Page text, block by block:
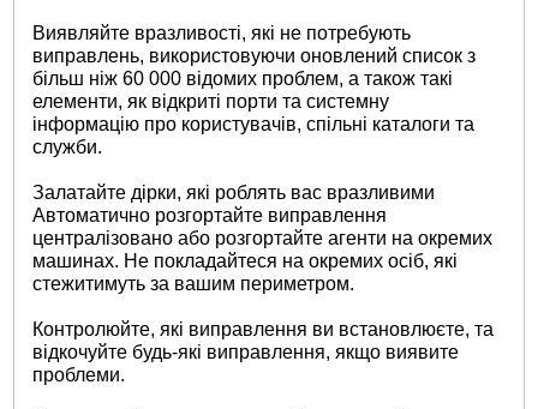
Виявляйте вразливості, які не потребують
виправлень, використовуючи оновлений список з
більш ніж 60 000 відомих проблем, а також такі
елементи, як відкриті порти та системну
інформацію про користувачів, спільні каталоги та
служби.
Залатайте дірки, які роблять вас вразливими
Автоматично розгортайте виправлення
централізовано або розгортайте агенти на окремих
машинах. Не покладайтеся на окремих осіб, які
стежитимуть за вашим периметром.
Контролюйте, які виправлення ви встановлюєте, та
відкочуйте будь-які виправлення, якщо виявите
проблеми.